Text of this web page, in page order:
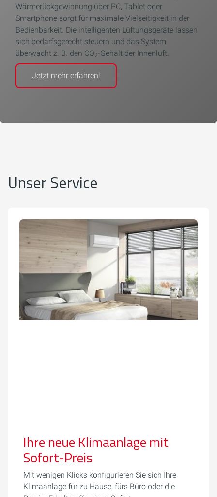
Wärmerückgewinnung über PC, Tablet oder
Smartphone sorgt für maximale Vielseitigkeit in der
Bedienbarkeit. Die intelligenten Lüftungsgeräte lassen
sich bedarfsgerecht steuern und das System
überwacht z. B. den CO2-Gehalt der Innenluft.
Jetzt mehr erfahren!
Unser Service
Ihre neue Klimaanlage mit
Sofort-Preis
Mit wenigen Klicks konfigurieren Sie sich Ihre
Klimaanlage für zu Hause, fürs Büro oder die